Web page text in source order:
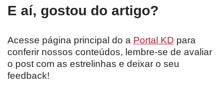
E aí, gostou do artigo?
Acesse página principal do a Portal KD para
conferir nossos conteúdos, lembre-se de avaliar
o post com as estrelinhas e deixar o seu
feedback!